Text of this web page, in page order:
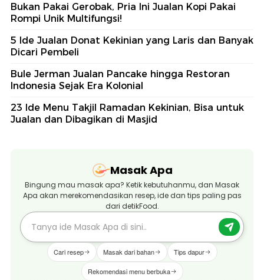
Bukan Pakai Gerobak, Pria Ini Jualan Kopi Pakai
Rompi Unik Multifungsi!
5 Ide Jualan Donat Kekinian yang Laris dan Banyak
Dicari Pembeli
Bule Jerman Jualan Pancake hingga Restoran
Indonesia Sejak Era Kolonial
23 Ide Menu Takjil Ramadan Kekinian, Bisa untuk
Jualan dan Dibagikan di Masjid
Masak Apa
Bingung mau masak apa? Ketik kebutuhanmu, dan Masak
Apa akan merekomendasikan resep, ide dan tips paling pas
dari detikFood.
Cari resep Masak dari bahan Tips dapur
Rekomendasi menu berbuka